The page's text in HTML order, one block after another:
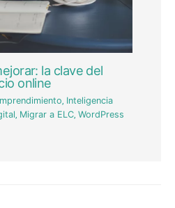
la clave del
online
Inteligencia
Migrar a ELC ,WordPress